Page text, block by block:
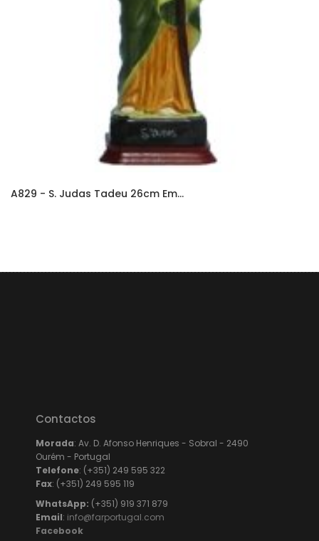
A829 - S. Judas Tadeu 26cm Em...
Contactos
Morada: Av. D. Afonso Henriques - Sobral - 2490
Ourém - Portugal
Telefone: (+351) 249 595 322
Fax: (+351) 249 595 119
WhatsApp: (+351) 919 371 879
Email: info@farportugal.com
Facebook